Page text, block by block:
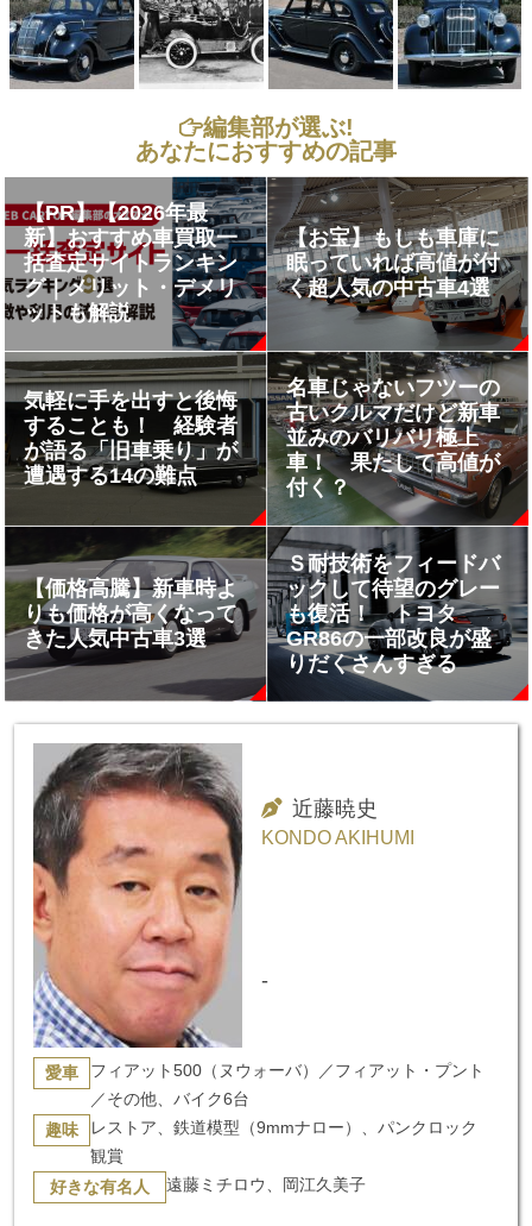
編集部が選ぶ!
あなたにおすすめの記事
【PR】【2026年最
新】おすすめ車買取一
括査定サイトランキン
グ｜メリット・デメリ
ットも解説
【お宝】もしも車庫に
眠っていれば高値が付
く超人気の中古車4選
気軽に手を出すと後悔
することも！ 経験者
が語る「旧車乗り」が
遭遇する14の難点
名車じゃないフツーの
古いクルマだけど新車
並みのバリバリ極上
車！ 果たして高値が
付く？
【価格高騰】新車時よ
りも価格が高くなって
きた人気中古車3選
Ｓ耐技術をフィードバ
ックして待望のグレー
も復活！ トヨタ
GR86の一部改良が盛
りだくさんすぎる
近藤暁史
KONDO AKIHUMI
-
愛車
フィアット500（ヌウォーバ）／フィアット・プント
／その他、バイク6台
趣味
レストア、鉄道模型（9mmナロー）、パンクロック
観賞
好きな有名人 遠藤ミチロウ、岡江久美子